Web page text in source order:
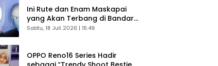
Ini Rute dan Enam Maskapai
yang Akan Terbang di Bandara
Husein Sastranegara
Sabtu, 18 Juli 2026 | 15:49
OPPO Reno16 Series Hadir